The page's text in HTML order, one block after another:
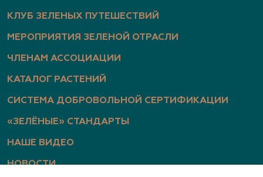
КЛУБ ЗЕЛЕНЫХ ПУТЕШЕСТВИЙ
МЕРОПРИЯТИЯ ЗЕЛЕНОЙ ОТРАСЛИ
ЧЛЕНАМ АССОЦИАЦИИ
КАТАЛОГ РАСТЕНИЙ
СИСТЕМА ДОБРОВОЛЬНОЙ СЕРТИФИКАЦИИ
«ЗЕЛЁНЫЕ» СТАНДАРТЫ
НАШЕ ВИДЕО
НОВОСТИ